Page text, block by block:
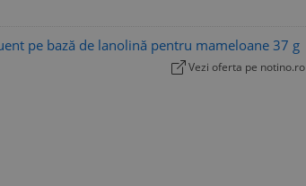
pe bază de lanolină pentru mameloane 37 g
Vezi oferta pe notino.ro